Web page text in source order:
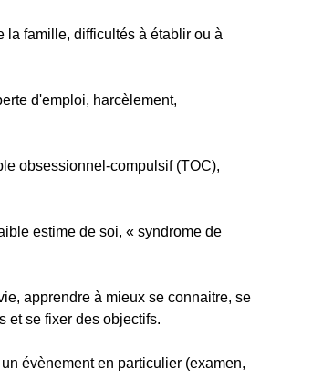
la famille, difficultés à établir ou à
d'emploi, harcèlement,
obsessionnel-compulsif (TOC),
estime de soi, « syndrome de
apprendre à mieux se connaitre, se
et se fixer des objectifs.
évènement en particulier (examen,